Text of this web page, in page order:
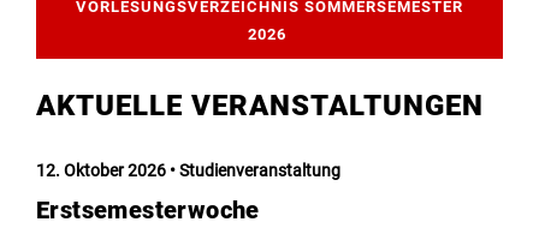
VORLESUNGSVERZEICHNIS SOMMERSEMESTER
2026
AKTUELLE VERANSTALTUNGEN
12. Oktober 2026 Studienveranstaltung
Erstsemesterwoche